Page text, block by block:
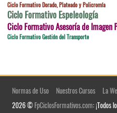
Ciclo Formativo Dorado, Plateado y Policromía
Ciclo Formativo Espeleología
Ciclo Formativo Asesoría de Imagen
Ciclo Formativo Gestión del Transporte
Normas de Uso Nuestros Cursos La
2026 ©FpCiclosFormativos.com: ¡Todos